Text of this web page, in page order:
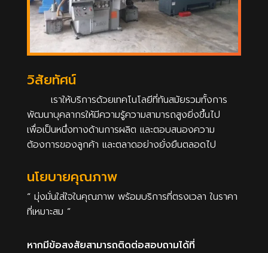
วิสัยทัศน์
เราให้บริการด้วยเทคโนโลยีที่ทันสมัยรวมทั้งการ
พัฒนาบุคลากรให้มีความรู้ความสามารถสูงยิ่งขึ้นไป
เพื่อเป็นหนึ่งทางด้านการผลิต และตอบสนองความ
ต้องการของลูกค้า และตลาดอย่างยั่งยืนตลอดไป
นโยบายคุณภาพ
“ มุ่งมั่นใส่ใจในคุณภาพ พร้อมบริการที่ตรงเวลา ในราคา
ที่เหมาะสม ”
หากมีข้อสงสัยสามารถติดต่อสอบถามได้ที่